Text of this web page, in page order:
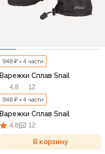
948 ₽ × 4 части
Варежки Сплав Snail
4,8
12
948 ₽ × 4 части
Варежки Сплав Snail
4,8
12
В корзину